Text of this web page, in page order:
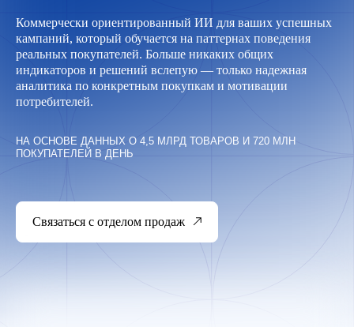
Коммерчески ориентированный ИИ для ваших успешных
кампаний, который обучается на паттернах поведения
реальных покупателей. Больше никаких общих
индикаторов и решений вслепую — только надежная
аналитика по конкретным покупкам и мотивации
потребителей.
НА ОСНОВЕ ДАННЫХ О 4,5 МЛРД ТОВАРОВ И 720 МЛН
ПОКУПАТЕЛЕЙ В ДЕНЬ
Связаться с отделом продаж